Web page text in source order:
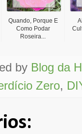
Quando, Porque E
Como Podar
Roseira...
by Blog da
Zero,